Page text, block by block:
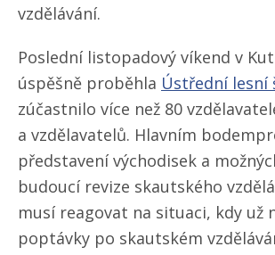
vzdělávání.
Poslední listopadový víkend v
úspěšně proběhla Ústřední lesní
zúčastnilo více než 80
a vzdělavatelů. Hlavním bodem
představení východisek a
budoucí revize skautského
musí reagovat na situaci, kdy už
poptávky po skautském